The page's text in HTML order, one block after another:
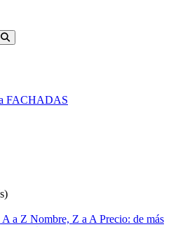
FACHADAS
A a Z Nombre, Z a APrecio: de más